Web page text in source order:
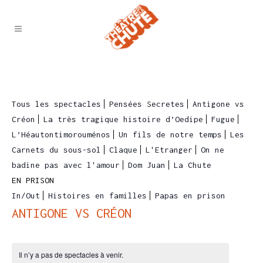
Tous les spectacles Pensées Secretes
Antigone vs
Créon
La très tragique histoire d’Oedipe
Fugue
L’Héautontimorouménos
Un fils de notre temps
Les
Carnets du sous-sol
Claque L'Etranger
On ne
badine pas avec l'amour
Dom Juan
La Chute
EN PRISON
In/Out
Histoires en familles Papas en prison
ANTIGONE VS CRÉON
Il n’y a pas de spectacles à venir.